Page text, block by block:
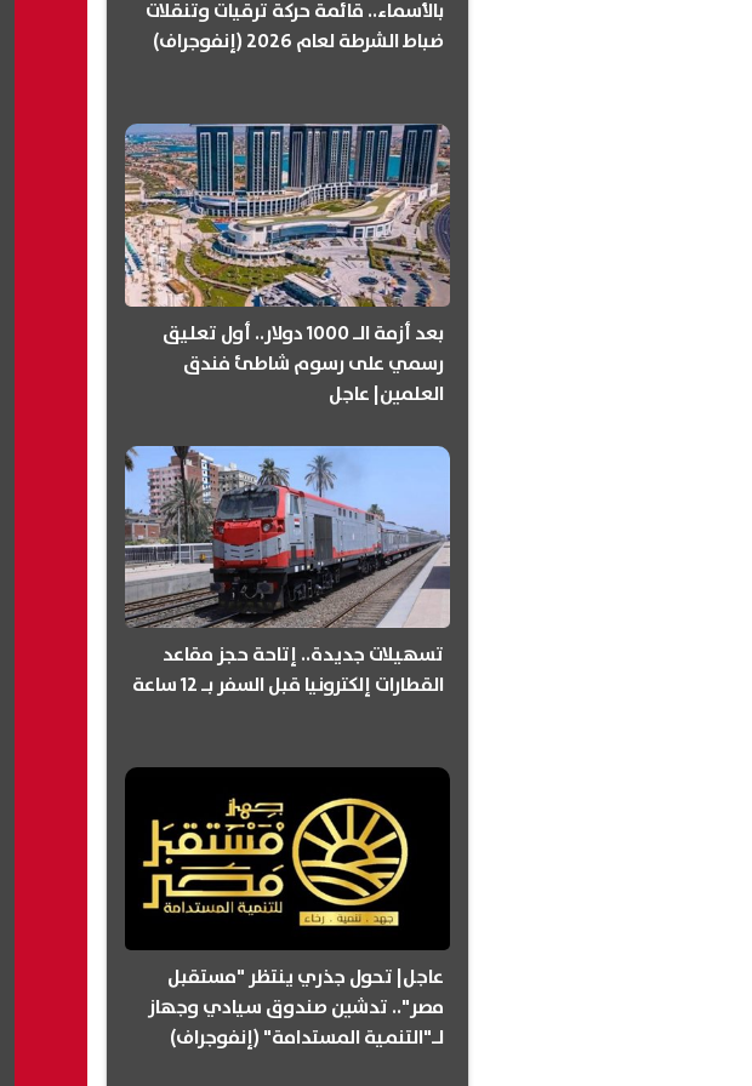
بالأسماء.. قائمة حركة ترقيات وتنقلات
ضباط الشرطة لعام 2026 (إنفوجراف)
بعد أزمة الـ 1000 دولار.. أول تعليق
رسمي على رسوم شاطئ فندق
العلمين| عاجل
تسهيلات جديدة.. إتاحة حجز مقاعد
القطارات إلكترونيا قبل السفر بـ 12 ساعة
عاجل| تحول جذري ينتظر "مستقبل
مصر".. تدشين صندوق سيادي وجهاز
لـ"التنمية المستدامة" (إنفوجراف)